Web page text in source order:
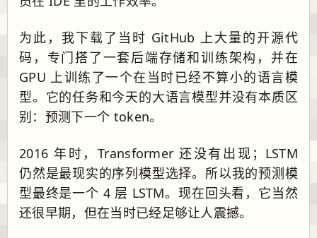
为此，我下载了当时 GitHub 上大量的开源代
码，专门搭了一套后端存储和训练架构，并在
GPU 上训练了一个在当时已经不算小的语言模
型。它的任务和今天的大语言模型并没有本质区
别：预测下一个 token。
2016 年时，Transformer 还没有出现；LSTM
仍然是最现实的序列模型选择。所以我的预测模
型最终是一个 4 层 LSTM。现在回头看，它当然
还很早期，但在当时已经足够让人震撼。